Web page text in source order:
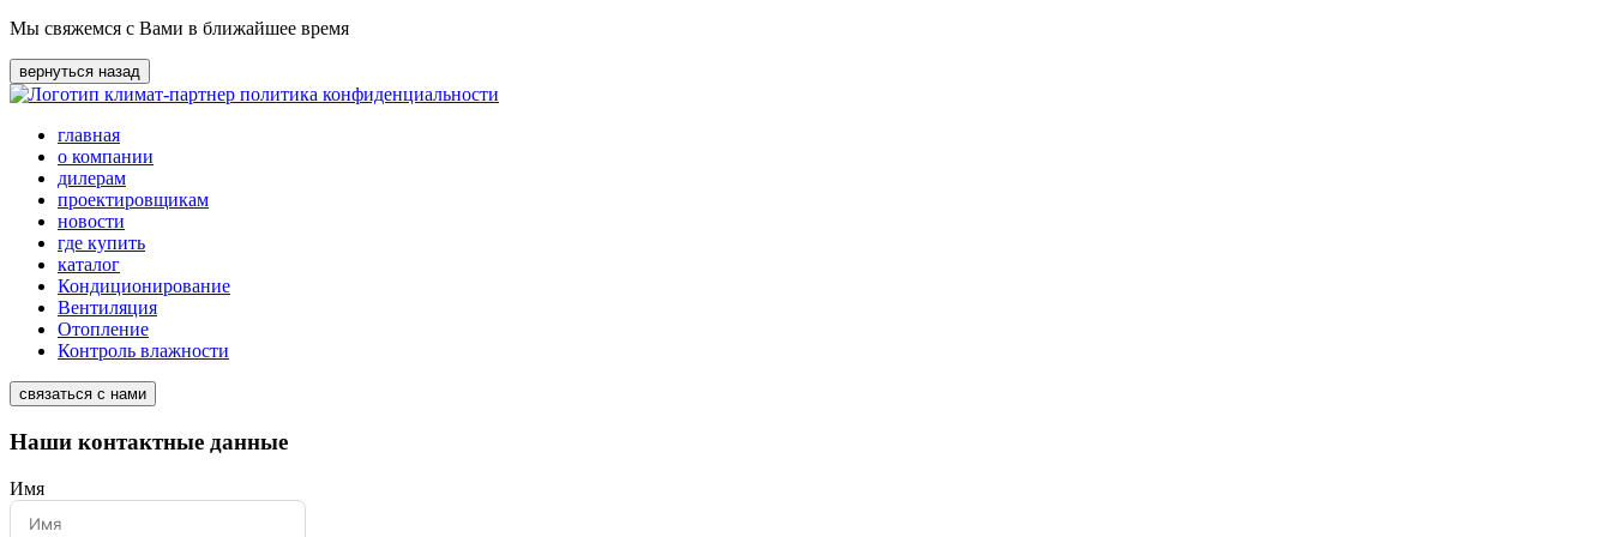
Мы свяжемся с Вами в ближайшее время
вернуться назад
политика конфиденциальности
главная
о компании
дилерам
проектировщикам
новости
где купить
каталог
Кондиционирование
Вентиляция
Отопление
Контроль влажности
связаться с нами
Наши контактные данные
Имя